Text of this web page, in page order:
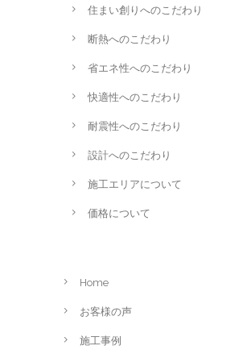
住まい創りへのこだわり
断熱へのこだわり
省エネ性へのこだわり
快適性へのこだわり
耐震性へのこだわり
設計へのこだわり
施工エリアについて
価格について
Home
お客様の声
施工事例